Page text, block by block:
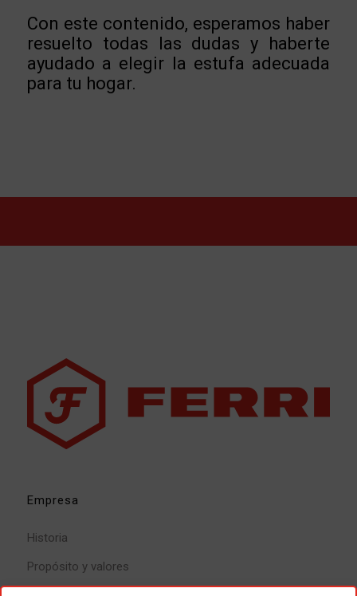
Con este contenido, esperamos haber
resuelto todas las dudas y haberte
ayudado a elegir la estufa adecuada
para tu hogar.
Empresa
Historia
Propósito y valores